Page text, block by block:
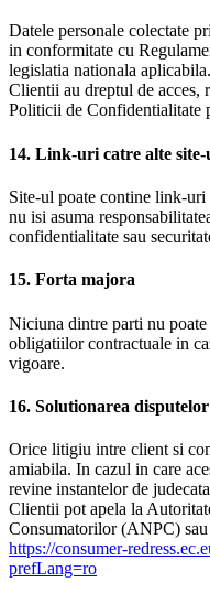
Datele personale colectate
in conformitate cu
legislatia nationala aplicabila.
Clientii au dreptul de acces,
Politicii de Confidentialitate
14. Link-uri catre alte
Site-ul poate contine link-
nu isi asuma
confidentialitate sau
15. Forta majora
Niciuna dintre parti nu poate
obligatiilor contractuale in
vigoare.
16. Solutionarea disputelor
Orice litigiu intre client si
amiabila. In cazul in care
revine instantelor de
Clientii pot apela la
Consumatorilor (ANPC)
https://consumer-
prefLang=ro